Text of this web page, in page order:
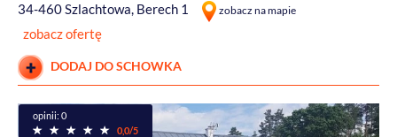
34-460 Szlachtowa, Berech 1 zobacz na mapie
zobacz ofertę
DODAJ DO SCHOWKA
opinii: 0
0,0/5